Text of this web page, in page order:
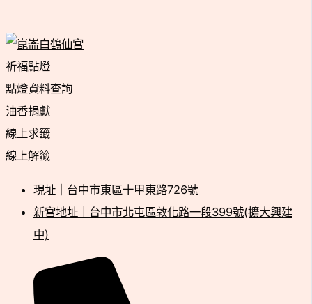
祈福點燈
點燈資料查詢
油香捐獻
線上求籤
線上解籤
現址｜台中市東區十甲東路726號
新宮地址｜台中市北屯區敦化路一段399號(擴大興建
中)